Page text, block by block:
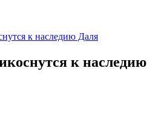
к наследию Даля
к наследию